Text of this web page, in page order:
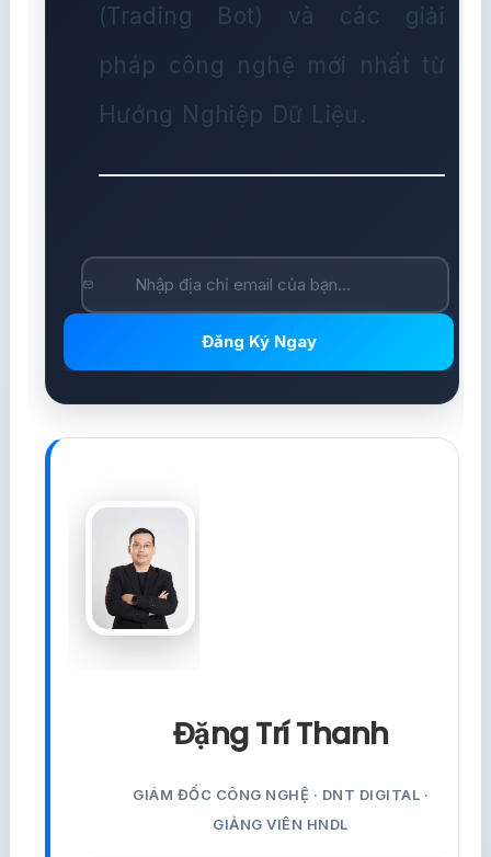
(Trading Bot) và các giải
pháp công nghệ mới nhất từ
Hướng Nghiệp Dữ Liệu.
Đăng Ký Ngay
Đặng Trí Thanh
GIÁM ĐỐC CÔNG NGHỆ · DNT DIGITAL ·
GIẢNG VIÊN HNDL